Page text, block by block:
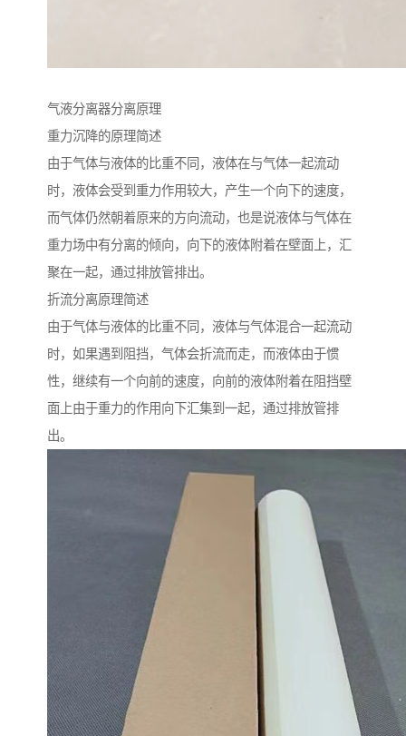
气液分离器分离原理
重力沉降的原理简述
由于气体与液体的比重不同，液体在与气体一起流动
时，液体会受到重力作用较大，产生一个向下的速度，
而气体仍然朝着原来的方向流动，也是说液体与气体在
重力场中有分离的倾向，向下的液体附着在壁面上，汇
聚在一起，通过排放管排出。
折流分离原理简述
由于气体与液体的比重不同，液体与气体混合一起流动
时，如果遇到阻挡，气体会折流而走，而液体由于惯
性，继续有一个向前的速度，向前的液体附着在阻挡壁
面上由于重力的作用向下汇集到一起，通过排放管排
出。